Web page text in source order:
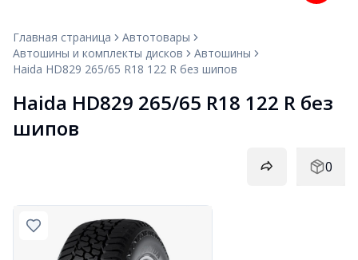
Главная страница
Автотовары
Автошины и комплекты дисков
Автошины
Haida HD829 265/65 R18 122 R без шипов
Haida HD829 265/65 R18 122 R без
шипов
0